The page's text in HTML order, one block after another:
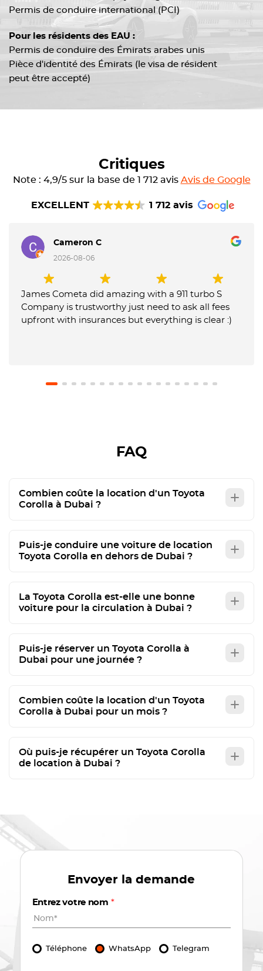
Permis de conduire international (PCI)
Pour les résidents des EAU :
Permis de conduire des Émirats arabes unis
Pièce d'identité des Émirats (le visa de résident
peut être accepté)
Critiques
Note : 4,9/5 sur la base de 1 712 avis Avis de Google
EXCELLENT 1 712 avis
Cameron C
2026-08-06
James Cometa did amazing with a 911 turbo S
Company is trustworthy just need to ask all fees
upfront with insurances but everything is clear :)
FAQ
Combien coûte la location d'un Toyota
Corolla à Dubai ?
Puis-je conduire une voiture de location
Toyota Corolla en dehors de Dubai ?
La Toyota Corolla est-elle une bonne
voiture pour la circulation à Dubai ?
Puis-je réserver un Toyota Corolla à
Dubai pour une journée ?
Combien coûte la location d'un Toyota
Corolla à Dubai pour un mois ?
Où puis-je récupérer un Toyota Corolla
de location à Dubai ?
Envoyer la demande
Entrez votre nom *
Téléphone WhatsApp Telegram